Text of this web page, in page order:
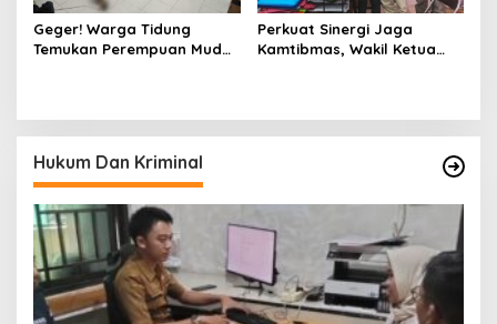
Geger! Warga Tidung
Temukan Perempuan Muda
Perkuat Sinergi Jaga
Kamtibmas, Wakil Ketua
Hukum Dan Kriminal